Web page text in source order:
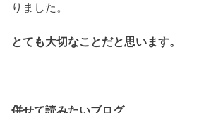
りました。
とても大切なことだと思います。
併せて読みたいブログ